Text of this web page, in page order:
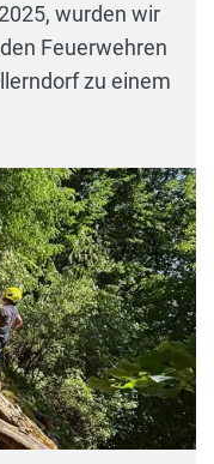
wurden wir
Feuerwehren
zu einem